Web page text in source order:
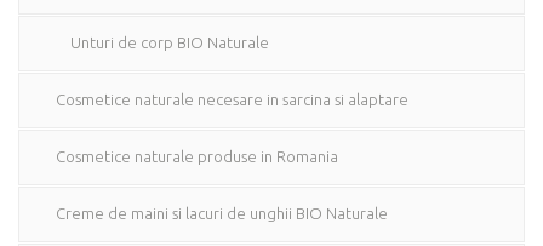
Unturi de corp BIO Naturale
Cosmetice naturale necesare in sarcina si alaptare
Cosmetice naturale produse in Romania
Creme de maini si lacuri de unghii BIO Naturale